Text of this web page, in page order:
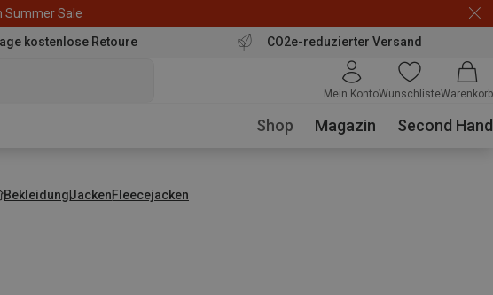
Summer Sale
kostenlose Retoure CO2e-reduzierter Versand
Mein KontoWunschlisteWarenkorb
Shop Magazin Second Hand
BekleidungJackenFleecejacken